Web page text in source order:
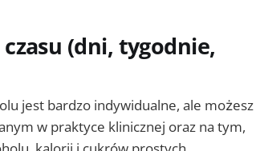
(dni, tygodnie,
jest bardzo indywidualne, ale możesz
w praktyce klinicznej oraz na tym,